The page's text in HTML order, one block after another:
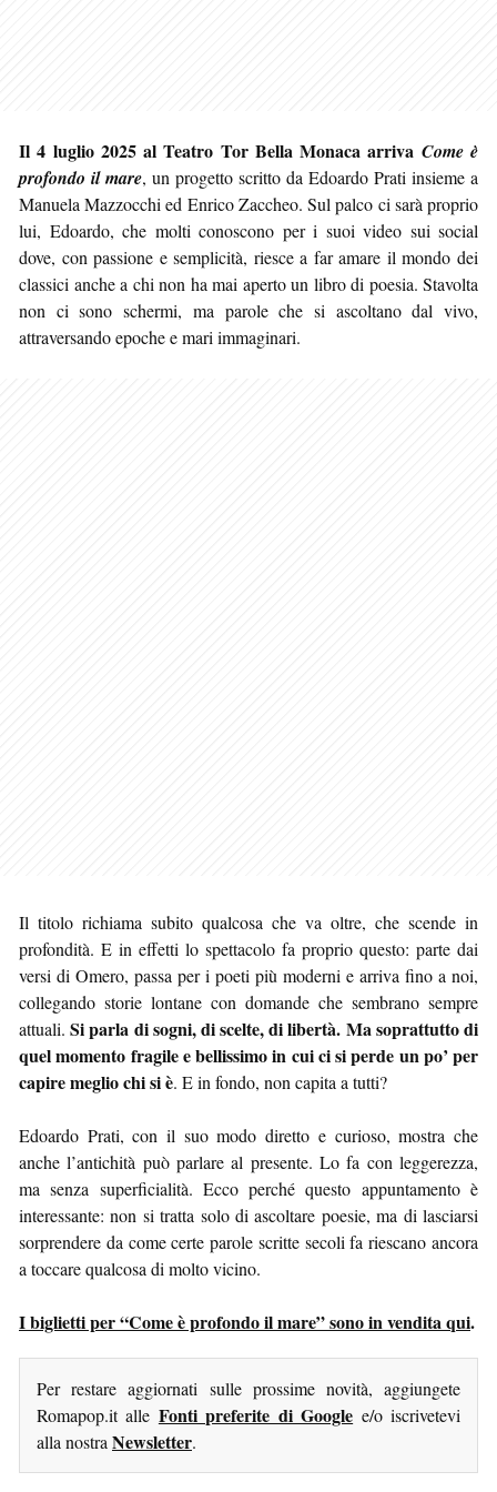
Il 4 luglio 2025 al Teatro Tor Bella Monaca arriva Come è
profondo il mare, un progetto scritto da Edoardo Prati insieme a
Manuela Mazzocchi ed Enrico Zaccheo. Sul palco ci sarà proprio
lui, Edoardo, che molti conoscono per i suoi video sui social
dove, con passione e semplicità, riesce a far amare il mondo dei
classici anche a chi non ha mai aperto un libro di poesia. Stavolta
non ci sono schermi, ma parole che si ascoltano dal vivo,
attraversando epoche e mari immaginari.
Il titolo richiama subito qualcosa che va oltre, che scende in
profondità. E in effetti lo spettacolo fa proprio questo: parte dai
versi di Omero, passa per i poeti più moderni e arriva fino a noi,
collegando storie lontane con domande che sembrano sempre
attuali.Si parla di sogni, di scelte, di libertà. Ma soprattutto di
quel momento fragile e bellissimo in cui ci si perde un po’ per
capire meglio chi si è. E in fondo, non capita a tutti?
Edoardo Prati, con il suo modo diretto e curioso, mostra che
anche l’antichità può parlare al presente. Lo fa con leggerezza,
ma senza superficialità. Ecco perché questo appuntamento è
interessante: non si tratta solo di ascoltare poesie, ma di lasciarsi
sorprendere da come certe parole scritte secoli fa riescano ancora
a toccare qualcosa di molto vicino.
I biglietti per “Come è profondo il mare” sono in vendita qui.
Per restare aggiornati sulle prossime novità, aggiungete
Romapop.it alle Fonti preferite di Google e/o iscrivetevi
alla nostra Newsletter.